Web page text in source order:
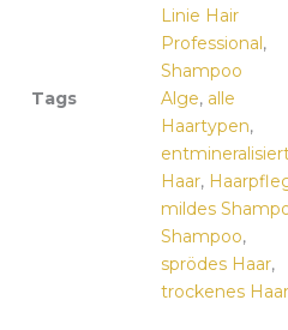
Linie Hair
Professional,
Shampoo
Tags
Alge, alle
Haartypen,
Haar,
mildes
Shampoo,
sprödes Haar,
trockenes Haar